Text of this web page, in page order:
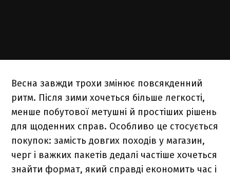
Весна завжди трохи змінює повсякденний
ритм. Після зими хочеться більше легкості,
менше побутової метушні й простіших рішень
для щоденних справ. Особливо це стосується
покупок: замість довгих походів у магазин,
черг і важких пакетів дедалі частіше хочеться
знайти формат, який справді економить час і